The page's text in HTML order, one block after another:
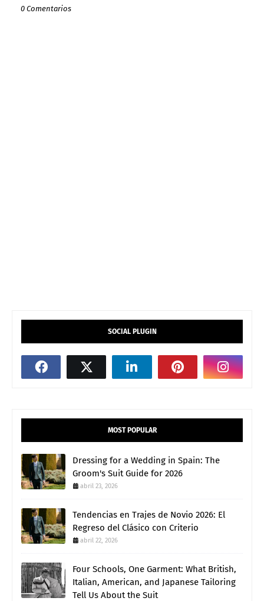
0 Comentarios
SOCIAL PLUGIN
MOST POPULAR
Dressing for a Wedding in Spain: The
Groom's Suit Guide for 2026
abril 23, 2026
Tendencias en Trajes de Novio 2026: El
Regreso del Clásico con Criterio
abril 22, 2026
Four Schools, One Garment: What British,
Italian, American, and Japanese Tailoring
Tell Us About the Suit